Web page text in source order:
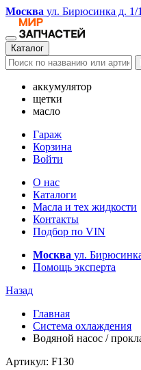
Москва ул. Бирюсинка д. 1/
Каталог
аккумулятор
щетки
масло
Гараж
Корзина
Войти
О нас
Каталоги
Масла и тех жидкости
Контакты
Подбор по VIN
Москва ул.
Помощь эксперта
Назад
Главная
Система охлаждения
Водяной насос /
Артикул: F130